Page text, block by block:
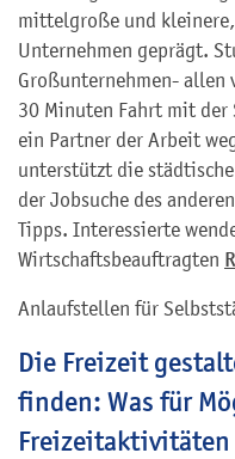
mittelgroße und
Unternehmen geprägt.
Großunternehmen- allen
30 Minuten Fahrt mit der
ein Partner der Arbeit
unterstützt die
der Jobsuche des
Tipps. Interessierte
Wirtschaftsbeauftragten
Anlaufstellen für
Die Freizeit
finden: Was für